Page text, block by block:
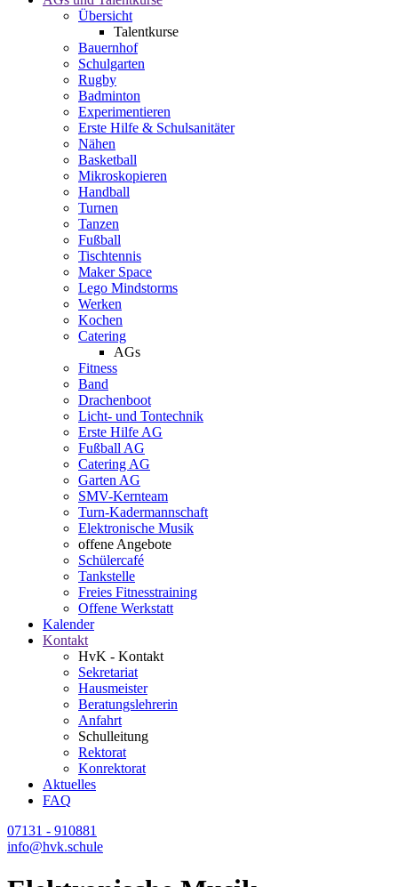
Übersicht
Talentkurse
Bauernhof
Schulgarten
Rugby
Badminton
Experimentieren
Erste Hilfe & Schulsanitäter
Nähen
Basketball
Mikroskopieren
Handball
Turnen
Tanzen
Fußball
Tischtennis
Maker Space
Lego Mindstorms
Werken
Kochen
Catering
AGs
Fitness
Band
Drachenboot
Licht- und Tontechnik
Erste Hilfe AG
Fußball AG
Catering AG
Garten AG
SMV-Kernteam
Turn-Kadermannschaft
Elektronische Musik
offene Angebote
Schülercafé
Tankstelle
Freies Fitnesstraining
Offene Werkstatt
Kalender
Kontakt
HvK - Kontakt
Sekretariat
Hausmeister
Beratungslehrerin
Anfahrt
Schulleitung
Rektorat
Konrektorat
Aktuelles
FAQ
07131 - 910881
info@hvk.schule